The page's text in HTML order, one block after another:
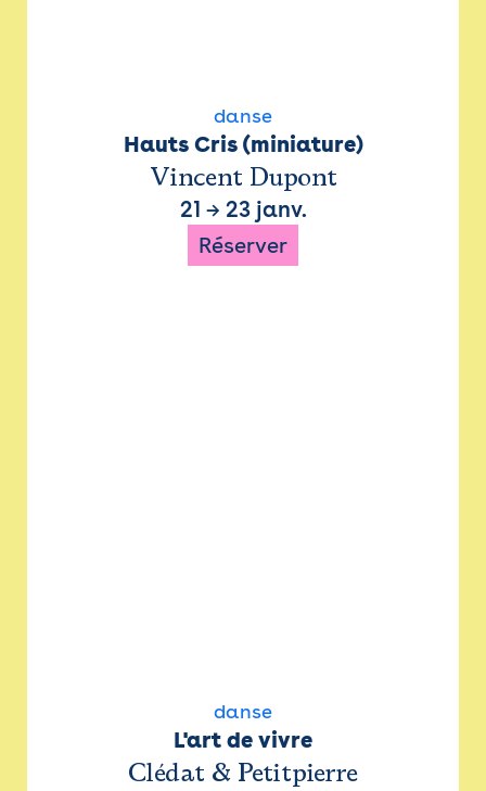
danse
Hauts Cris (miniature)
Vincent Dupont
21 → 23 janv.
Réserver
danse
L'art de vivre
Clédat & Petitpierre